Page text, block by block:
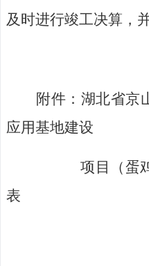
及时进行竣工决算，
附件： 湖北省京
应用基地建设
项目 （蛋
表